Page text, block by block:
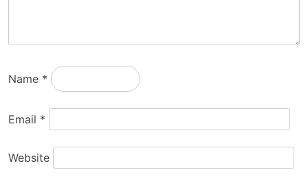
Name *
Email *
Website